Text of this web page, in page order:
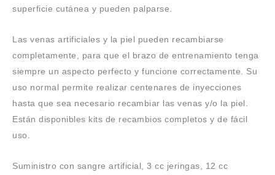
superficie cutánea y pueden palparse.
Las venas artificiales y la piel pueden recambiarse
completamente, para que el brazo de entrenamiento tenga
siempre un aspecto perfecto y funcione correctamente. Su
uso normal permite realizar centenares de inyecciones
hasta que sea necesario recambiar las venas y/o la piel.
Están disponibles kits de recambios completos y de fácil
uso.
Suministro con sangre artificial, 3 cc jeringas, 12 cc